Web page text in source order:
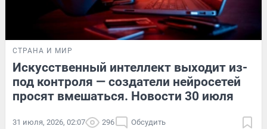
СТРАНА И МИР
Искусственный интеллект выходит из-
под контроля — создатели нейросетей
просят вмешаться. Новости 30 июля
31 июля, 2026, 02:07 296 Обсудить